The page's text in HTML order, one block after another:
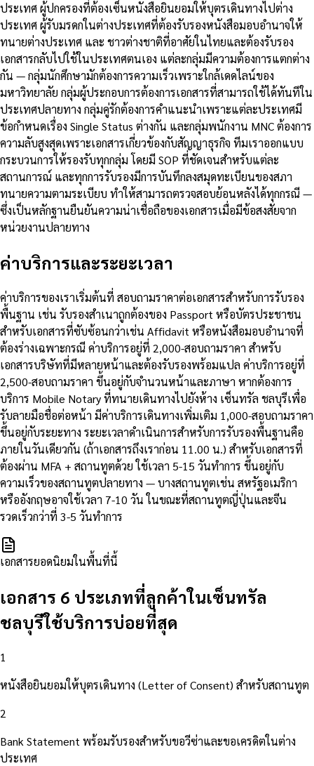
ประเทศ ผู้ปกครองที่ต้องเซ็นหนังสือยินยอมให้บุตรเดินทางไปต่าง
ประเทศ ผู้รับมรดกในต่างประเทศที่ต้องรับรองหนังสือมอบอำนาจให้
ทนายต่างประเทศ และ ชาวต่างชาติที่อาศัยในไทยและต้องรับรอง
เอกสารกลับไปใช้ในประเทศตนเอง แต่ละกลุ่มมีความต้องการแตกต่าง
กัน — กลุ่มนักศึกษามักต้องการความเร็วเพราะใกล้เดดไลน์ของ
มหาวิทยาลัย กลุ่มผู้ประกอบการต้องการเอกสารที่สามารถใช้ได้ทันทีใน
ประเทศปลายทาง กลุ่มคู่รักต้องการคำแนะนำเพราะแต่ละประเทศมี
ข้อกำหนดเรื่อง Single Status ต่างกัน และกลุ่มพนักงาน MNC ต้องการ
ความลับสูงสุดเพราะเอกสารเกี่ยวข้องกับสัญญาธุรกิจ ทีมเราออกแบบ
กระบวนการให้รองรับทุกกลุ่ม โดยมี SOP ที่ชัดเจนสำหรับแต่ละ
สถานการณ์ และทุกการรับรองมีการบันทึกลงสมุดทะเบียนของสภา
ทนายความตามระเบียบ ทำให้สามารถตรวจสอบย้อนหลังได้ทุกกรณี —
ซึ่งเป็นหลักฐานยืนยันความน่าเชื่อถือของเอกสารเมื่อมีข้อสงสัยจาก
หน่วยงานปลายทาง
ค่าบริการและระยะเวลา
ค่าบริการของเราเริ่มต้นที่ สอบถามราคาต่อเอกสารสำหรับการรับรอง
พื้นฐาน เช่น รับรองสำเนาถูกต้องของ Passport หรือบัตรประชาชน
สำหรับเอกสารที่ซับซ้อนกว่าเช่น Affidavit หรือหนังสือมอบอำนาจที่
ต้องร่างเฉพาะกรณี ค่าบริการอยู่ที่ 2,000-สอบถามราคา สำหรับ
เอกสารบริษัทที่มีหลายหน้าและต้องรับรองพร้อมแปล ค่าบริการอยู่ที่
2,500-สอบถามราคา ขึ้นอยู่กับจำนวนหน้าและภาษา หากต้องการ
บริการ Mobile Notary ที่ทนายเดินทางไปยังห้าง เซ็นทรัล ชลบุรีเพื่อ
รับลายมือชื่อต่อหน้า มีค่าบริการเดินทางเพิ่มเติม 1,000-สอบถามราคา
ขึ้นอยู่กับระยะทาง ระยะเวลาดำเนินการสำหรับการรับรองพื้นฐานคือ
ภายในวันเดียวกัน (ถ้าเอกสารถึงเราก่อน 11.00 น.) สำหรับเอกสารที่
ต้องผ่าน MFA + สถานทูตด้วย ใช้เวลา 5-15 วันทำการ ขึ้นอยู่กับ
ความเร็วของสถานทูตปลายทาง — บางสถานทูตเช่น สหรัฐอเมริกา
หรืออังกฤษอาจใช้เวลา 7-10 วัน ในขณะที่สถานทูตญี่ปุ่นและจีน
รวดเร็วกว่าที่ 3-5 วันทำการ
เอกสารยอดนิยมในพื้นที่นี้
เอกสาร 6 ประเภทที่ลูกค้าในเซ็นทรัล
ชลบุรีใช้บริการบ่อยที่สุด
1
หนังสือยินยอมให้บุตรเดินทาง (Letter of Consent) สำหรับสถานทูต
2
Bank Statement พร้อมรับรองสำหรับขอวีซ่าและขอเครดิตในต่าง
ประเทศ